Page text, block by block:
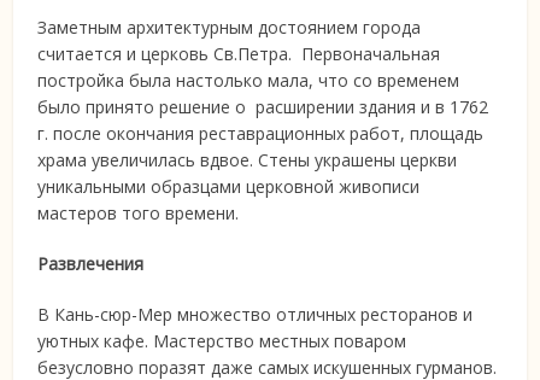
Заметным архитектурным достоянием города
считается и церковь Св.Петра. Первоначальная
постройка была настолько мала, что со временем
было принято решение о расширении здания и в 1762
г. после окончания реставрационных работ, площадь
храма увеличилась вдвое. Стены украшены церкви
уникальными образцами церковной живописи
мастеров того времени.
Развлечения
В Кань-сюр-Мер множество отличных ресторанов и
уютных кафе. Мастерство местных поваром
безусловно поразят даже самых искушенных гурманов.